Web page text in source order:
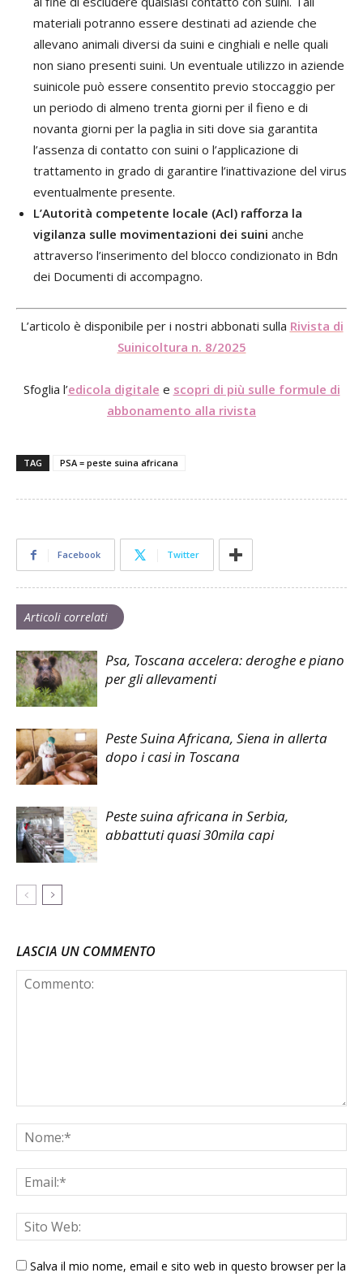
materiali potranno essere destinati ad aziende che
allevano animali diversi da suini e cinghiali e nelle quali
non siano presenti suini. Un eventuale utilizzo in aziende
suinicole può essere consentito previo stoccaggio per
un periodo di almeno trenta giorni per il fieno e di
novanta giorni per la paglia in siti dove sia garantita
l’assenza di contatto con suini o l’applicazione di
trattamento in grado di garantire l’inattivazione del virus
eventualmente presente.
L’Autorità competente locale (Acl) rafforza la
vigilanza sulle movimentazioni dei suini anche
attraverso l’inserimento del blocco condizionato in Bdn
dei Documenti di accompagno.
L’articolo è disponibile per i nostri abbonati sulla Rivista di
Suinicoltura n. 8/2025
Sfoglia l’edicola digitale e scopri di più sulle formule di
abbonamento alla rivista
TAG PSA = peste suina africana
Facebook Twitter
Articoli correlati
Psa, Toscana accelera: deroghe e piano
per gli allevamenti
Peste Suina Africana, Siena in allerta
dopo i casi in Toscana
Peste suina africana in Serbia,
abbattuti quasi 30mila capi
LASCIA UN COMMENTO
Salva il mio nome, email e sito web in questo browser per la